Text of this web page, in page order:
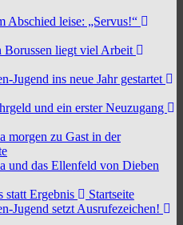
Abschied leise: „Servus!“
Borussen liegt viel Arbeit
Jugend ins neue Jahr gestartet
und ein erster Neuzugang
morgen zu Gast in der
und das Ellenfeld von Dieben
statt Ergebnis
Startseite
Jugend setzt Ausrufezeichen!